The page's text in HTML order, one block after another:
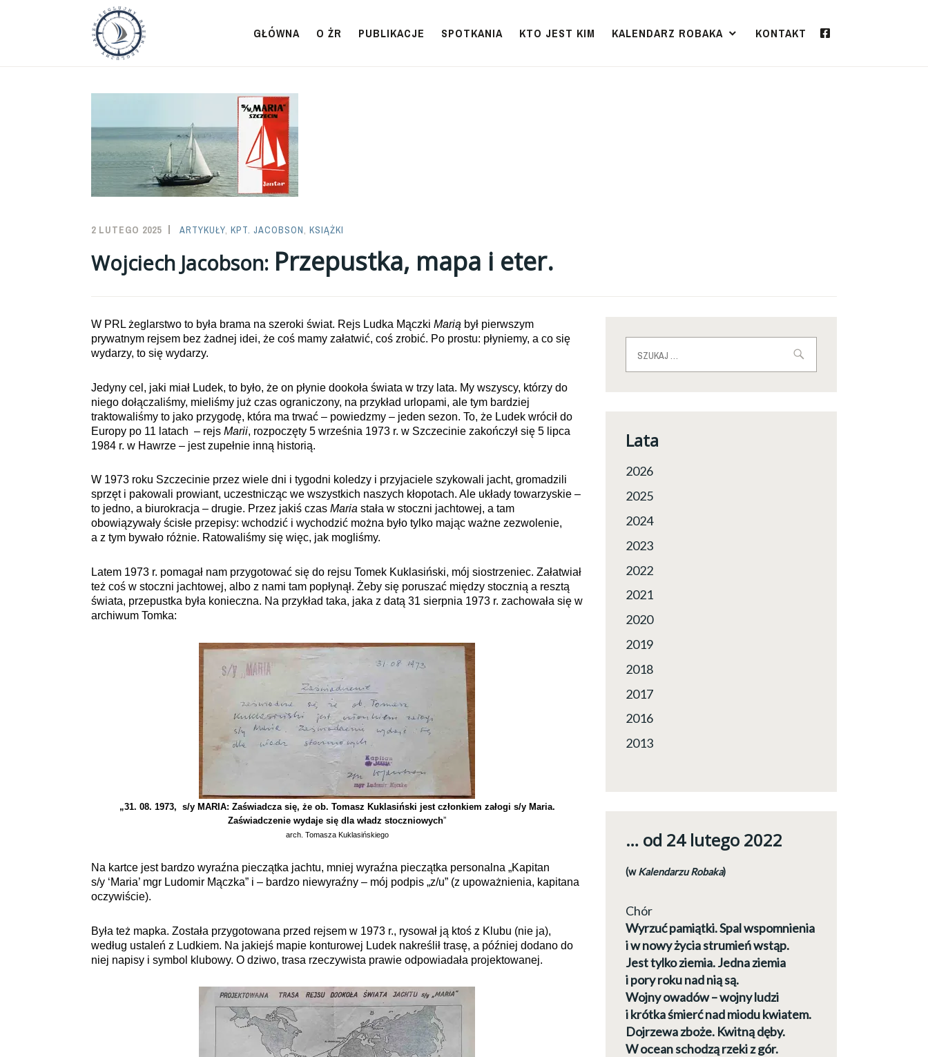
GŁÓWNA O ŻR PUBLIKACJE SPOTKANIA KTO JEST KIM KALENDARZ ROBAKA KONTAKT
2 LUTEGO 2025
SAILOR-
ARTYKUŁY, KPT. JACOBSON, KSIĄŻKI
Wojciech Jacobson: Przepustka, mapa i eter.
W PRL żeglarstwo to była brama na szeroki świat. Rejs Ludka Mączki Marią był pierwszym
prywatnym rejsem bez żadnej idei, że coś mamy załatwić, coś zrobić. Po prostu: płyniemy, a co się
wydarzy, to się wydarzy.
Jedyny cel, jaki miał Ludek, to było, że on płynie dookoła świata w trzy lata. My wszyscy, którzy do
niego dołączaliśmy, mieliśmy już czas ograniczony, na przykład urlopami, ale tym bardziej
traktowaliśmy to jako przygodę, która ma trwać – powiedzmy – jeden sezon. To, że Ludek wrócił do
Europy po 11 latach – rejs Marii, rozpoczęty 5 września 1973 r. w Szczecinie zakończył się 5 lipca
1984 r. w Hawrze – jest zupełnie inną historią.
W 1973 roku Szczecinie przez wiele dni i tygodni koledzy i przyjaciele szykowali jacht, gromadzili
sprzęt i pakowali prowiant, uczestnicząc we wszystkich naszych kłopotach. Ale układy towarzyskie –
to jedno, a biurokracja – drugie. Przez jakiś czas Maria stała w stoczni jachtowej, a tam
obowiązywały ścisłe przepisy: wchodzić i wychodzić można było tylko mając ważne zezwolenie,
a z tym bywało różnie. Ratowaliśmy się więc, jak mogliśmy.
Latem 1973 r. pomagał nam przygotować się do rejsu Tomek Kuklasiński, mój siostrzeniec. Załatwiał
też coś w stoczni jachtowej, albo z nami tam popłynął. Żeby się poruszać między stocznią a resztą
świata, przepustka była konieczna. Na przykład taka, jaka z datą 31 sierpnia 1973 r. zachowała się w
archiwum Tomka:
„31. 08. 1973, s/y MARIA: Zaświadcza się, że ob. Tomasz Kuklasiński jest członkiem załogi s/y Maria.
Zaświadczenie wydaje się dla władz stoczniowych”
arch. Tomasza Kuklasińskiego
Na kartce jest bardzo wyraźna pieczątka jachtu, mniej wyraźna pieczątka personalna „Kapitan
s/y ‘Maria’ mgr Ludomir Mączka” i – bardzo niewyraźny – mój podpis „z/u” (z upoważnienia, kapitana
oczywiście).
Była też mapka. Została przygotowana przed rejsem w 1973 r., rysował ją ktoś z Klubu (nie ja),
według ustaleń z Ludkiem. Na jakiejś mapie konturowej Ludek nakreślił trasę, a później dodano do
niej napisy i symbol klubowy. O dziwo, trasa rzeczywista prawie odpowiadała projektowanej.
Lata
2026
2025
2024
2023
2022
2021
2020
2019
2018
2017
2016
2013
… od 24 lutego 2022
(wKalendarzu Robaka)
Chór
Wyrzuć pamiątki. Spal wspomnienia
i w nowy życia strumień wstąp.
Jest tylko ziemia. Jedna ziemia
i pory roku nad nią są.
Wojny owadów – wojny ludzi
i krótka śmierć nad miodu kwiatem.
Dojrzewa zboże. Kwitną dęby.
W ocean schodzą rzeki z gór.